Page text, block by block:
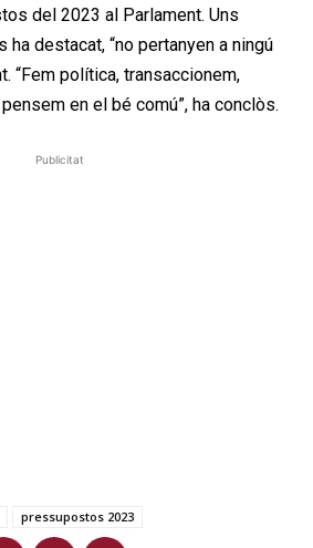
del 2023 al Parlament. Uns
destacat, “no pertanyen a ningú
“Fem política, transaccionem,
en el bé comú”, ha conclòs.
Publicitat
pressupostos 2023